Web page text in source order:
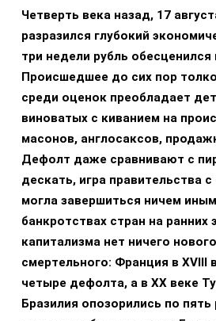
Четверть века назад, 17
разразился глубокий
три недели рубль обесценился
Происшедшее до сих пор
среди оценок преобладает
виноватых с киванием на
масонов, англосаксов,
Дефолт даже сравнивают с
дескать, игра правительства
могла завершиться ничем
банкротствах стран на ранних
капитализма нет ничего
смертельного: Франция в XVIII
четыре дефолта, а в XX веке
Бразилия опозорились по пять